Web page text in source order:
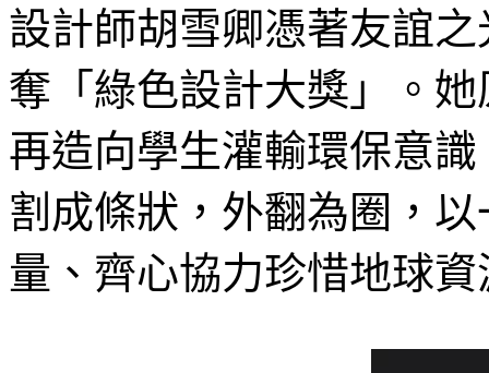
設計師胡雪卿憑著友誼之
奪「綠色設計大獎」。
再造向學生灌輸環保意
割成條狀，外翻為圈，
量、齊心協力珍惜地球